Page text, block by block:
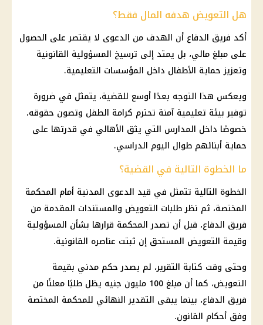
هل التعويض هدفه المال فقط؟
أكد فريق الدفاع أن الهدف من الدعوى لا يقتصر على الحصول
على مبلغ مالي، بل يمتد إلى ترسيخ المسؤولية القانونية
وتعزيز حماية الأطفال داخل المؤسسات التعليمية.
ويعكس هذا التوجه بعدًا أوسع للقضية، يتمثل في ضرورة
توفير بيئة تعليمية آمنة تحترم كرامة الطفل وتصون حقوقه،
خصوصًا داخل المدارس التي يثق الأهالي في قدرتها على
حماية أبنائهم طوال اليوم الدراسي.
ما الخطوة التالية في القضية؟
الخطوة التالية تتمثل في قيد الدعوى المدنية أمام المحكمة
المختصة، ثم نظر طلبات التعويض والمستندات المقدمة من
فريق الدفاع، قبل أن تصدر المحكمة قرارها بشأن المسؤولية
وقيمة التعويض المستحق إن ثبتت عناصره القانونية.
وحتى وقت كتابة التقرير، لم يصدر حكم مدني بقيمة
التعويض، كما أن مبلغ 100 مليون جنيه يظل طلبًا معلنًا من
فريق الدفاع، بينما يبقى التقدير النهائي للمحكمة المختصة
وفق أحكام القانون.